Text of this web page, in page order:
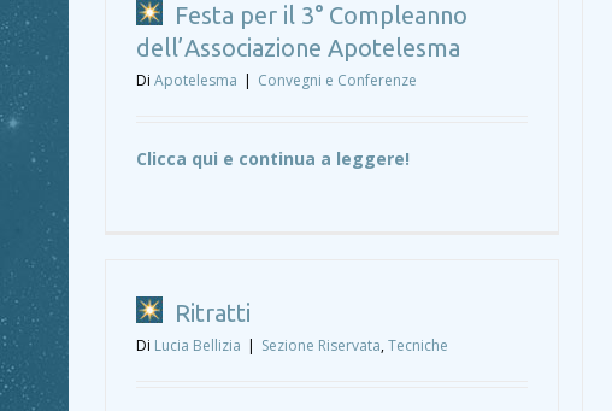
Festa per il 3° Compleanno
dell’Associazione Apotelesma
Di Apotelesma | Convegni e Conferenze
Clicca qui e continua a leggere!
Ritratti
Di Lucia Bellizia | Sezione Riservata,Tecniche